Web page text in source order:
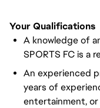
Your Qualifications
A knowledge of
SPORTS FC is a
An experienced
years of
entertainment,